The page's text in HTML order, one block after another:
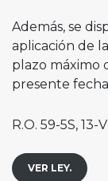
Además, se
aplicación de
plazo máximo
presente
R.O. 59-5S, 13-
VER LEY.